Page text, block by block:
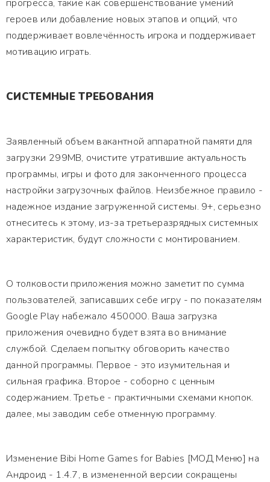
прогресса, такие как совершенствование умений
героев или добавление новых этапов и опций, что
поддерживает вовлечённость игрока и поддерживает
мотивацию играть.
СИСТЕМНЫЕ ТРЕБОВАНИЯ
Заявленный объем вакантной аппаратной памяти для
загрузки 299MB, очистите утратившие актуальность
программы, игры и фото для законченного процесса
настройки загрузочных файлов. Неизбежное правило -
надежное издание загруженной системы. 9+, серьезно
отнеситесь к этому, из-за третьеразрядных системных
характеристик, будут сложности с монтированием.
О толковости приложения можно заметит по сумма
пользователей, записавших себе игру - по показателям
Google Play набежало 450000. Ваша загрузка
приложения очевидно будет взята во внимание
службой. Сделаем попытку обговорить качество
данной программы. Первое - это изумительная и
сильная графика. Второе - соборно с ценным
содержанием. Третье - практичными схемами кнопок.
далее, мы заводим себе отменную программу.
Изменение Bibi Home Games for Babies [МОД Меню] на
Андроид - 1.4.7, в измененной версии сокращены